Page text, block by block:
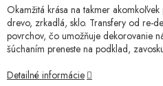
Okamžitá krása na takmer
drevo, zrkadlá, sklo. Transfery od re-
povrchov, čo umožňuje dekorovanie
šúchaním preneste na podklad,
Detailné informácie
z
5
hviezdičiek.